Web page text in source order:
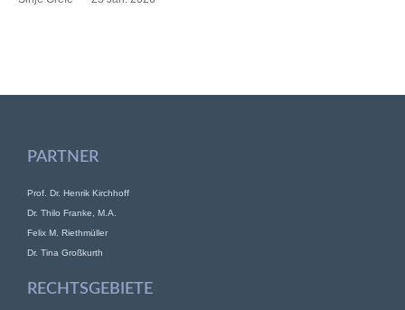
PARTNER
Prof. Dr. Henrik Kirchhoff
Dr. Thilo Franke, M.A.
Felix M. Riethmüller
Dr. Tina Großkurth
RECHTSGEBIETE